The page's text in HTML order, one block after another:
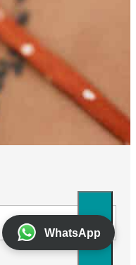
WhatsApp